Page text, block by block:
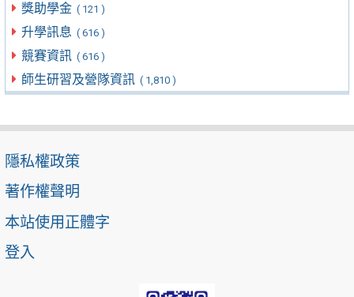
獎助學金 ( 121 )
升學訊息 ( 616 )
競賽資訊 ( 616 )
師生研習及營隊資訊 ( 1,810 )
隱私權政策
著作權聲明
本站使用正體字
登入